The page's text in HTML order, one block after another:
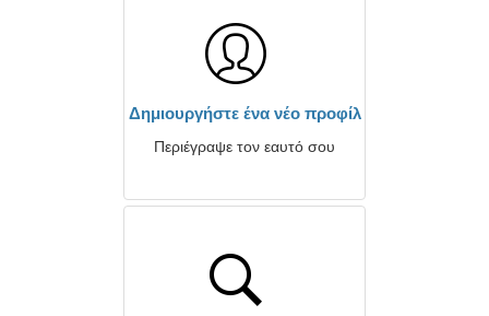
Δημιουργήστε ένα νέο προφίλ
Περιέγραψε τον εαυτό σου